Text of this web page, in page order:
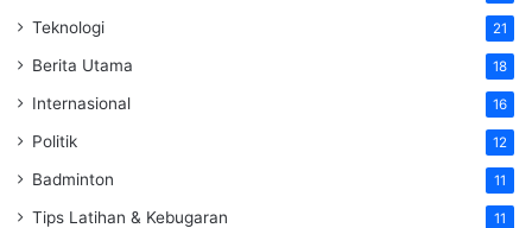
Teknologi 21
Berita Utama 18
Internasional 16
Politik 12
Badminton 11
Tips Latihan & Kebugaran 11